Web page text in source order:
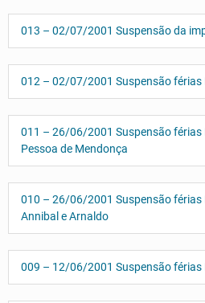
013 – 02/07/2001 Suspensão da
012 – 02/07/2001 Suspensão férias
011 – 26/06/2001 Suspensão férias
Pessoa de Mendonça
010 – 26/06/2001 Suspensão férias
Annibal e Arnaldo
009 – 12/06/2001 Suspensão férias